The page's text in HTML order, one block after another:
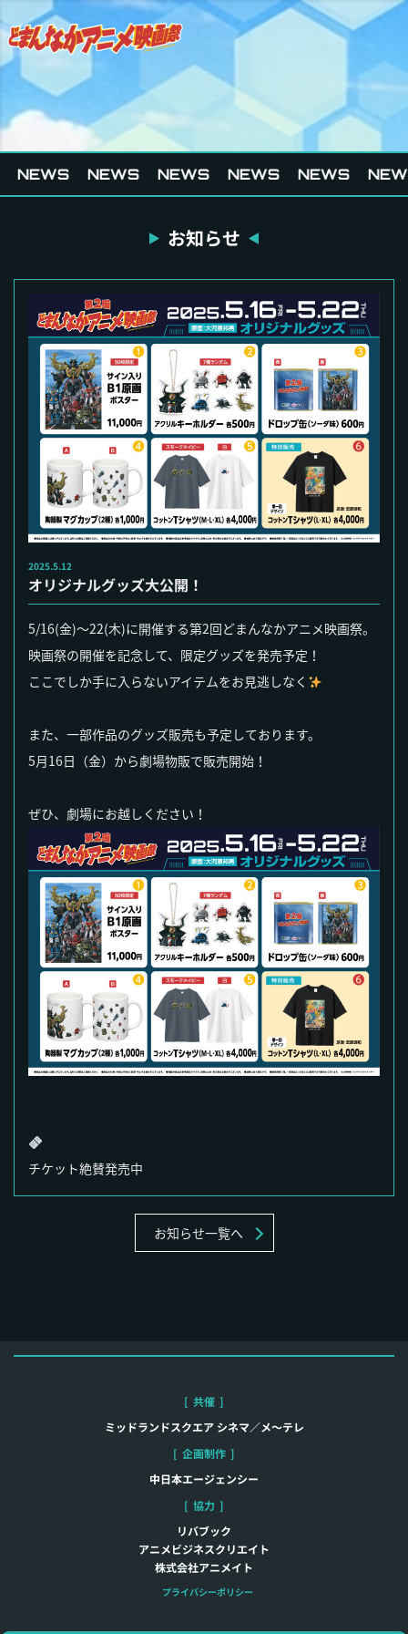
NEWS NEWS NEWS NEWS NEWS
お知らせ
2025.5.12
オリジナルグッズ大公開！
5/16(金)～22(木)に開催する第2回どまんなかアニメ映画祭。
映画祭の開催を記念して、限定グッズを発売予定！
ここでしか手に入らないアイテムをお見逃しなく
また、一部作品のグッズ販売も予定しております。
5月16日（金）から劇場物販で販売開始！
ぜひ、劇場にお越しください！
チケット絶賛発売中
お知らせ一覧へ
[ 共催 ]
ミッドランドスクエア シネマ／メ～テレ
[ 企画制作 ]
中日本エージェンシー
[ 協力 ]
リバブック
アニメビジネスクリエイト
株式会社アニメイト
プライバシーポリシー